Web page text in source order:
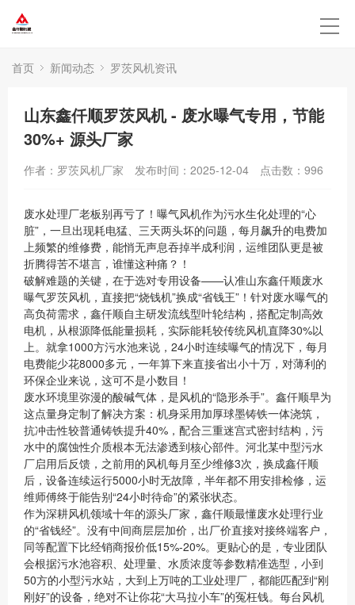
首页 新闻动态 罗茨风机资讯
山东鑫仟顺罗茨风机 - 废水曝气专用，节能
30%+ 源头厂家
作者：罗茨风机厂家 发布时间：2025-12-04 点击数： 996
废水处理厂老板别再亏了！曝气风机作为污水生化处理的“心
脏”，一旦出现耗电猛、三天两头坏的问题，每月飙升的电费加
上频繁的维修费，能悄无声息吞掉半成利润，运维团队更是被
折腾得苦不堪言，谁懂这种痛？！
破解难题的关键，在于选对专用设备——认准山东鑫仟顺废水
曝气罗茨风机，直接把“烧钱机”换成“省钱王”！针对废水曝气的
高负荷需求，鑫仟顺自主研发流线型叶轮结构，搭配定制高效
电机，从根源降低能量损耗，实际能耗较传统风机直降30%以
上。就拿1000方污水池来说，24小时连续曝气的情况下，每月
电费能少花8000多元，一年算下来直接省出小十万，对薄利的
环保企业来说，这可不是小数目！
废水环境里弥漫的酸碱气体，是风机的“隐形杀手”。鑫仟顺早为
这点量身定制了解决方案：机身采用加厚球墨铸铁一体浇筑，
抗冲击性较普通铸铁提升40%，配合三重迷宫式密封结构，污
水中的腐蚀性介质根本无法渗透到核心部件。河北某中型污水
厂启用后反馈，之前用的风机每月至少维修3次，换成鑫仟顺
后，设备连续运行5000小时无故障，半年都不用安排检修，运
维师傅终于能告别“24小时待命”的紧张状态。
作为深耕风机领域十年的源头厂家，鑫仟顺最懂废水处理行业
的“省钱经”。没有中间商层层加价，出厂价直接对接终端客户，
同等配置下比经销商报价低15%-20%。更贴心的是，专业团队
会根据污水池容积、处理量、水质浓度等参数精准选型，小到
50方的小型污水站，大到上万吨的工业处理厂，都能匹配到“刚
刚好”的设备，绝对不让你花“大马拉小车”的冤枉钱。每台风机